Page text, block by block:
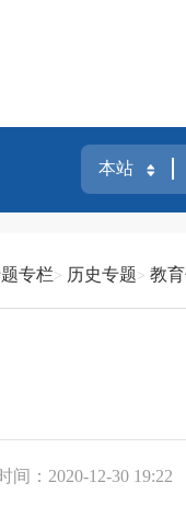
专栏 历史专题 教
间：2020-12-30 19:22